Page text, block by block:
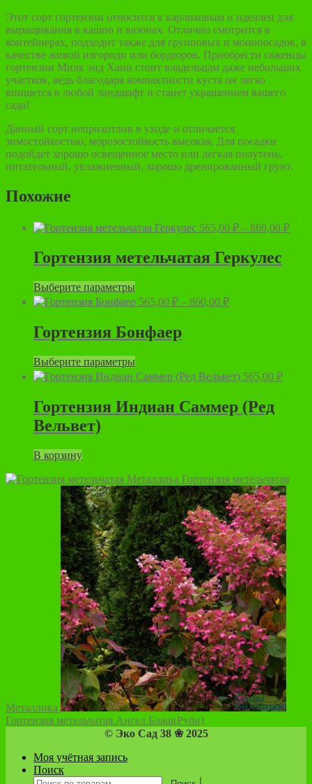
Этот сорт гортензии относится к карликовым и идеален для
выращивания в кашпо и вазонах. Отлично смотрится в
контейнерах, подходит также для групповых и монопосадок, в
качестве живой изгороди или бордюров. Приобрести саженцы
гортензии Милк энд Хани стоит владельцам даже небольших
участков, ведь благодаря компактности куста он легко
впишется в любой ландшафт и станет украшением вашего
сада!
Данный сорт неприхотлив в уходе и отличается
зимостойкостью, морозостойкость высокая. Для посадки
подойдет хорошо освещенное место или легкая полутень,
питательный, увлажненный, хорошо дренированный грунт.
Похожие
565,00 ₽ – 860,00 ₽
Гортензия метельчатая Геркулес
Выберите параметрыЭтот
товар
несколько
вариаций.
можно
выбрать
товара.
565,00 ₽ – 860,00 ₽Диапазон
Гортензия Бонфаер
Выберите параметрыЭтот
товар
вариаций.
странице
товара.
565,00 ₽
Гортензия Индиан Саммер (Ред
Вельвет)
В корзину
Гортензия метельчатая
Металлика
Гортензия метельчатая Ангел Блаш(Руби)
© Эко Сад 38 ❀ 2025
Моя учётная запись
Поиск
Искать: